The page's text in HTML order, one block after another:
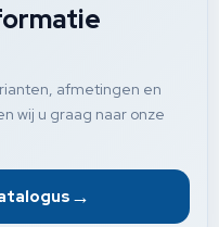
afmetingen en
wij u graag naar onze
→